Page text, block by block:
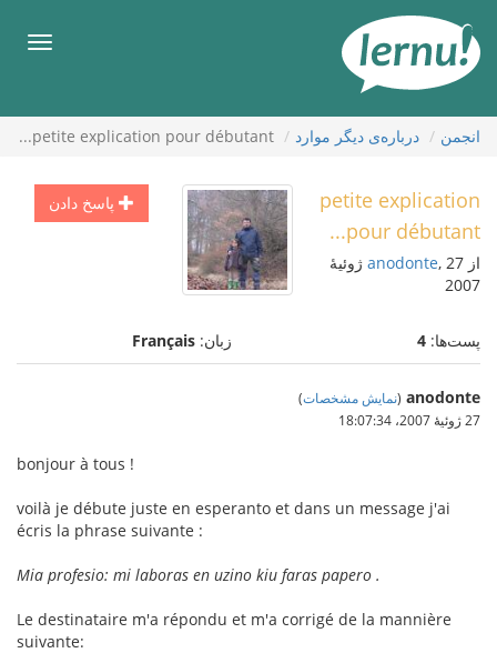
محتوا
انجمن درباره‌ی دیگر موارد petite explication pour débutant...
پاسخ دادن
petite explication
pour débutant...
از anodonte , 27 ژوئیهٔ
2007
پست‌ها: 4 زبان: Français
anodonte
(نمایش مشخصات)
27 ژوئیهٔ 2007،‏ 18:07:34
bonjour à tous !
voilà je débute juste en esperanto et dans un message j'ai
écris la phrase suivante :
Mia profesio: mi laboras en uzino kiu faras papero .
Le destinataire m'a répondu et m'a corrigé de la mannière
suivante: